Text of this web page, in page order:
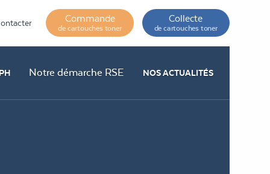
Commande
de cartouches toner
Collecte
de cartouches toner
Notre démarche RSE NOS ACTUALITÉS